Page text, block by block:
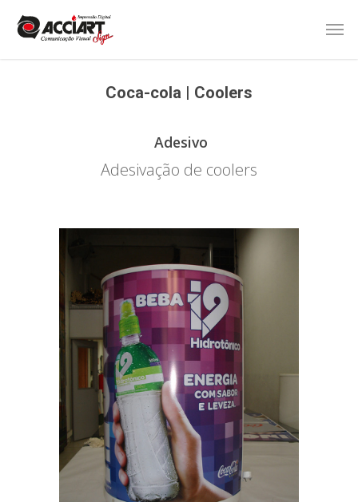
Coca-cola | Coolers
Adesivo
Adesivação de coolers